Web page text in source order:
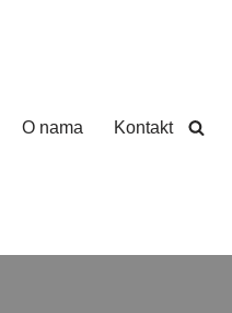
O nama Kontakt